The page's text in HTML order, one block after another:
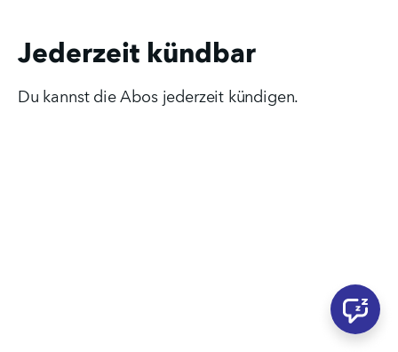
Jederzeit kündbar
Du kannst die Abos jederzeit kündigen.